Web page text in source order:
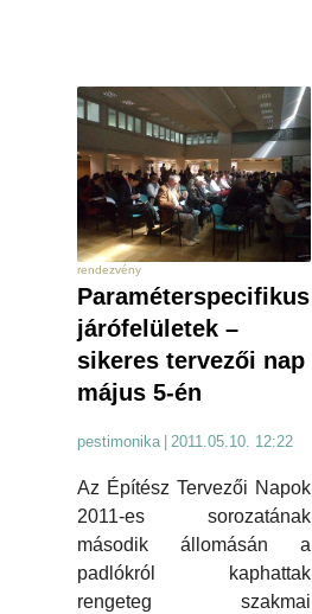
rendezvény
Paraméterspecifikus
járófelületek –
sikeres tervezői nap
május 5-én
pestimonika | 2011.05.10. 12:22
Az Építész Tervezői Napok
2011-es sorozatának
második állomásán a
padlókról kaphattak
rengeteg szakmai